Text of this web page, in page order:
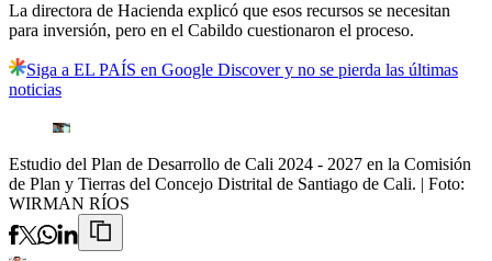
La directora de Hacienda explicó que esos recursos se necesitan
para inversión, pero en el Cabildo cuestionaron el proceso.
Siga a EL PAÍS en Google Discover y no se pierda las últimas
noticias
Estudio del Plan de Desarrollo de Cali 2024 - 2027 en la Comisión
de Plan y Tierras del Concejo Distrital de Santiago de Cali. | Foto:
WIRMAN RÍOS